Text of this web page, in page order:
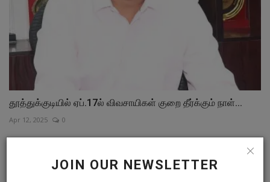
JOIN OUR NEWSLETTER
தூத்துக்குடியில் ஏப்.17ல் விவசாயிகள் குறை தீர்க்கும் நாள்...
Apr 12, 2025 0
COMMENTS FACEBOOK COMMENTS